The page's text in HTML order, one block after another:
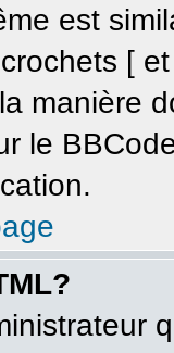
est
[
manière
le